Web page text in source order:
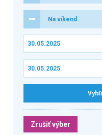
Na víkend
Zrušiť výber